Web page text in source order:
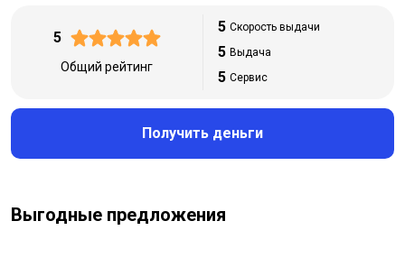
5
Общий рейтинг
5 Скорость выдачи
5 Выдача
5 Сервис
Получить деньги
Выгодные предложения